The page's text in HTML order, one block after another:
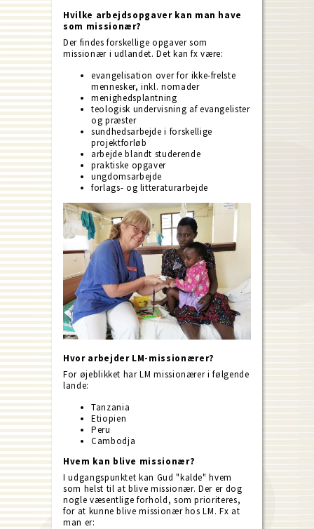
Hvilke arbejdsopgaver kan man have
som missionær?
Der findes forskellige opgaver som
missionær i udlandet. Det kan fx være:
evangelisation over for ikke-frelste
mennesker, inkl. nomader
menighedsplantning
teologisk undervisning af evangelister
og præster
sundhedsarbejde i forskellige
projektforløb
arbejde blandt studerende
praktiske opgaver
ungdomsarbejde
forlags- og litteraturarbejde
Hvor arbejder LM-missionærer?
For øjeblikket har LM missionærer i følgende
lande:
Tanzania
Etiopien
Peru
Cambodja
Hvem kan blive missionær?
I udgangspunktet kan Gud "kalde" hvem
som helst til at blive missionær. Der er dog
nogle væsentlige forhold, som prioriteres,
for at kunne blive missionær hos LM. Fx at
man er: